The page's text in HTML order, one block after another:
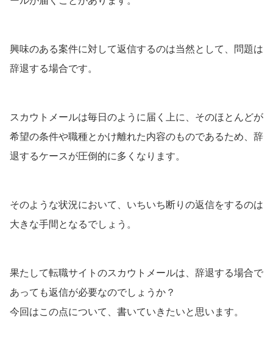
興味のある案件に対して返信するのは当然として、問題は
辞退する場合です。
スカウトメールは毎日のように届く上に、そのほとんどが
希望の条件や職種とかけ離れた内容のものであるため、辞
退するケースが圧倒的に多くなります。
そのような状況において、いちいち断りの返信をするのは
大きな手間となるでしょう。
果たして転職サイトのスカウトメールは、辞退する場合で
あっても返信が必要なのでしょうか？
今回はこの点について、書いていきたいと思います。